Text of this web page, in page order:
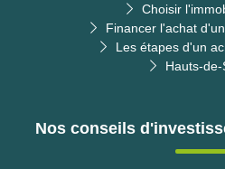
Choisir
Financer l'achat
Les étapes d'un
Hauts-
Nos conseils